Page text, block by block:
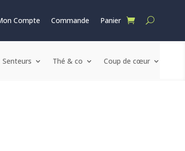
Compte Commande Panier
Senteurs Thé & co Coup de cœur